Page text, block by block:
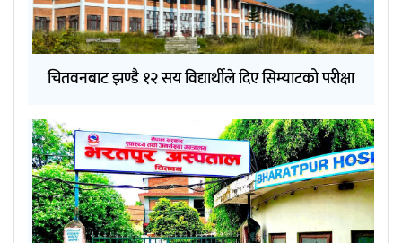
चितवनबाट झण्डै १२ सय विद्यार्थीले दिए सिम्याटको परीक्षा